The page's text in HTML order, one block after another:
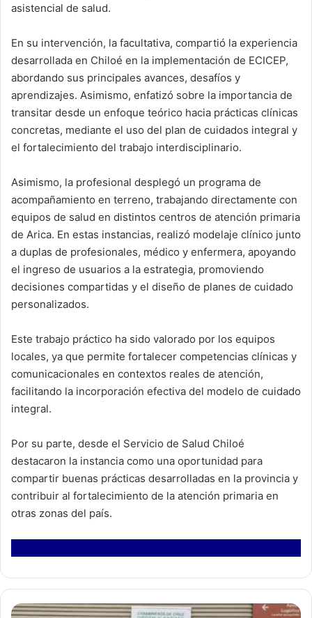
asistencial de salud.
En su intervención, la facultativa, compartió la experiencia
desarrollada en Chiloé en la implementación de ECICEP,
abordando sus principales avances, desafíos y
aprendizajes. Asimismo, enfatizó sobre la importancia de
transitar desde un enfoque teórico hacia prácticas clínicas
concretas, mediante el uso del plan de cuidados integral y
el fortalecimiento del trabajo interdisciplinario.
Asimismo, la profesional desplegó un programa de
acompañamiento en terreno, trabajando directamente con
equipos de salud en distintos centros de atención primaria
de Arica. En estas instancias, realizó modelaje clínico junto
a duplas de profesionales, médico y enfermera, apoyando
el ingreso de usuarios a la estrategia, promoviendo
decisiones compartidas y el diseño de planes de cuidado
personalizados.
Este trabajo práctico ha sido valorado por los equipos
locales, ya que permite fortalecer competencias clínicas y
comunicacionales en contextos reales de atención,
facilitando la incorporación efectiva del modelo de cuidado
integral.
Por su parte, desde el Servicio de Salud Chiloé
destacaron la instancia como una oportunidad para
compartir buenas prácticas desarrolladas en la provincia y
contribuir al fortalecimiento de la atención primaria en
otras zonas del país.
I